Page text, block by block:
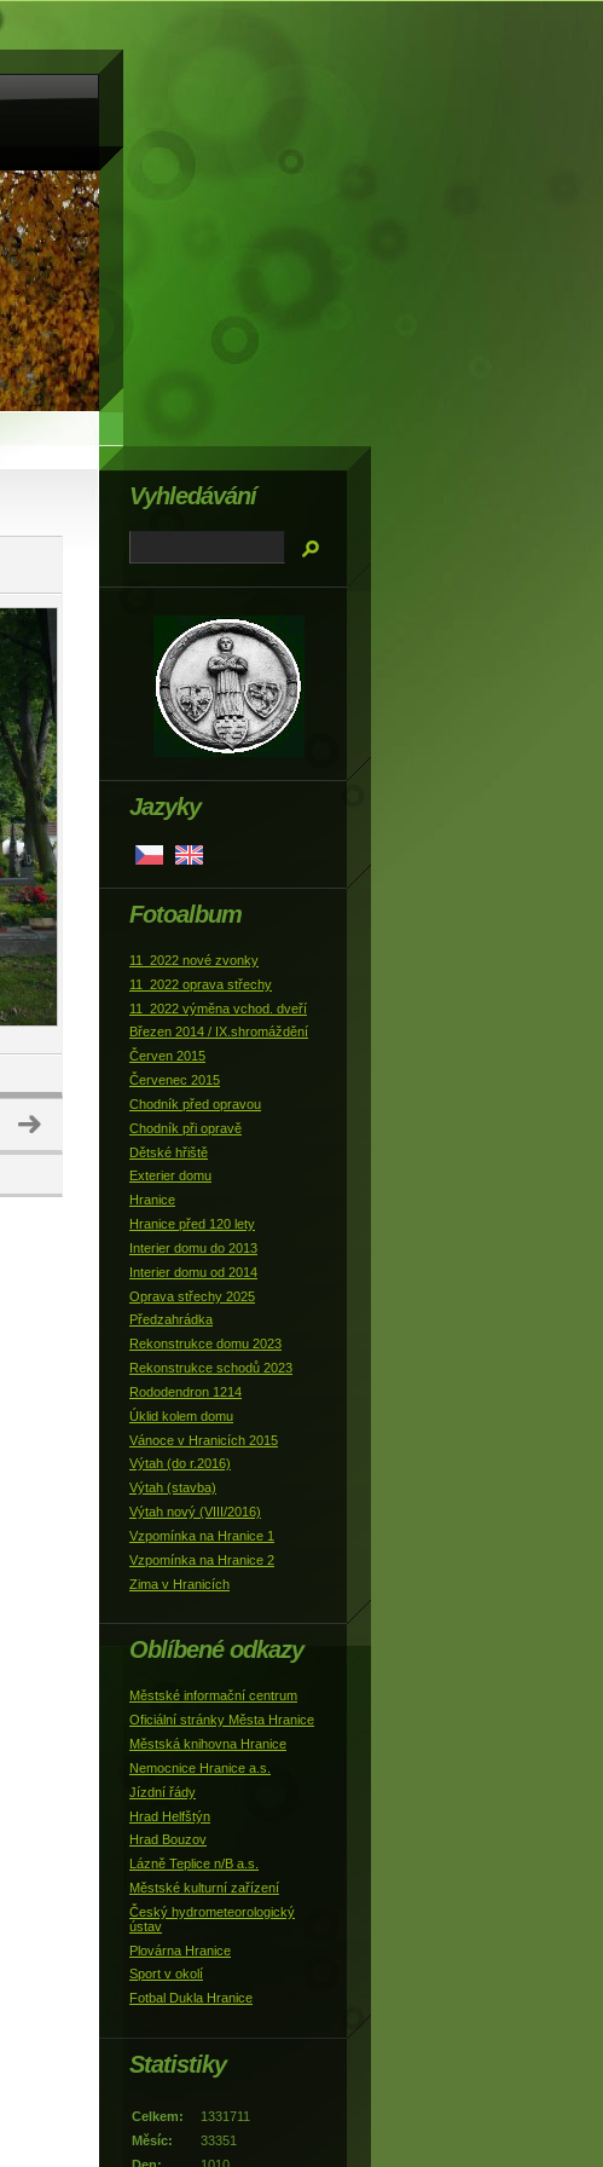
Jazyky
Fotoalbum
11_2022 nové zvonky
11_2022 oprava střechy
11_2022 výměna vchod. dveří
Březen 2014 / IX.shromáždění
Červen 2015
Červenec 2015
Chodník před opravou
Chodník při opravě
Dětské hřiště
Exterier domu
Hranice
Hranice před 120 lety
Interier domu do 2013
Interier domu od 2014
Oprava střechy 2025
Předzahrádka
Rekonstrukce domu 2023
Rekonstrukce schodů 2023
Rododendron 1214
Úklid kolem domu
Vánoce v Hranicích 2015
Výtah (do r.2016)
Výtah (stavba)
Výtah nový (VIII/2016)
Vzpomínka na Hranice 1
Vzpomínka na Hranice 2
Zima v Hranicích
Oblíbené odkazy
Městské informační centrum
Oficiální stránky Města Hranice
Městská knihovna Hranice
Nemocnice Hranice a.s.
Jízdní řády
Hrad Helfštýn
Hrad Bouzov
Lázně Teplice n/B a.s.
Městské kulturní zařízení
Český hydrometeorologický
ústav
Plovárna Hranice
Sport v okolí
Fotbal Dukla Hranice
Vyhledávání
Statistiky
Celkem:
1331711
Měsíc:
33351